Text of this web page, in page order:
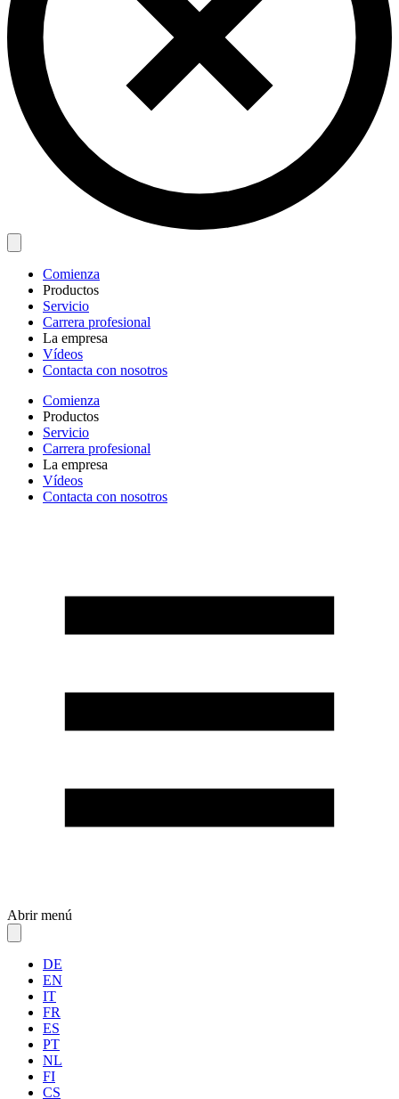
Comienza
Productos
Servicio
Carrera profesional
La empresa
Vídeos
Contacta con nosotros
Comienza
Productos
Servicio
Carrera profesional
La empresa
Vídeos
Contacta con nosotros
Abrir menú
DE
EN
IT
FR
ES
PT
NL
FI
CS